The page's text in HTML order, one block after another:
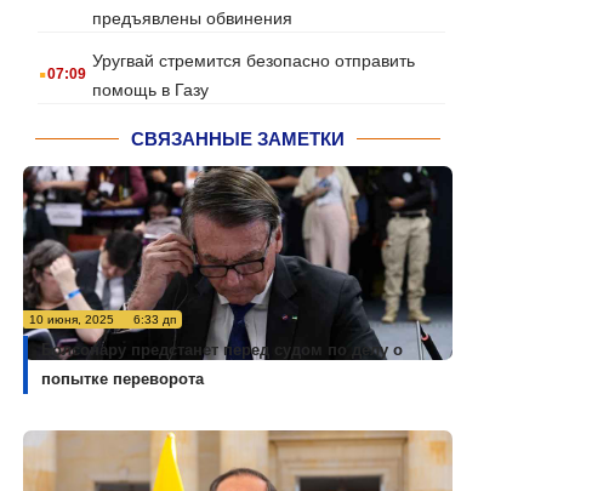
предъявлены обвинения
.07:09
Уругвай стремится безопасно отправить
помощь в Газу
СВЯЗАННЫЕ ЗАМЕТКИ
10 июня, 2025 6:33 дп
Болсонару предстанет перед судом по делу о
попытке переворота